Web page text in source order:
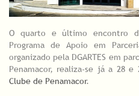
O quarto e último encontro
Programa de Apoio em
organizado pela DGARTES em
Penamacor, realiza-se já a 28
Clube de Penamacor.